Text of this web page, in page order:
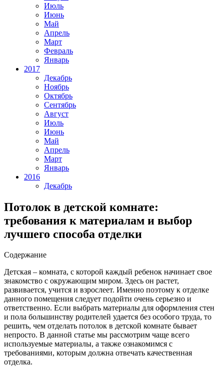
Июль
Июнь
Май
Апрель
Март
Февраль
Январь
2017
Декабрь
Ноябрь
Октябрь
Сентябрь
Август
Июль
Июнь
Май
Апрель
Март
Январь
2016
Декабрь
Потолок в детской комнате:
требования к материалам и выбор
лучшего способа отделки
Содержание
Детская – комната, с которой каждый ребенок начинает свое
знакомство с окружающим миром. Здесь он растет,
развивается, учится и взрослеет. Именно поэтому к отделке
данного помещения следует подойти очень серьезно и
ответственно. Если выбрать материалы для оформления стен
и пола большинству родителей удается без особого труда, то
решить, чем отделать потолок в детской комнате бывает
непросто. В данной статье мы рассмотрим чаще всего
используемые материалы, а также ознакомимся с
требованиями, которым должна отвечать качественная
отделка.